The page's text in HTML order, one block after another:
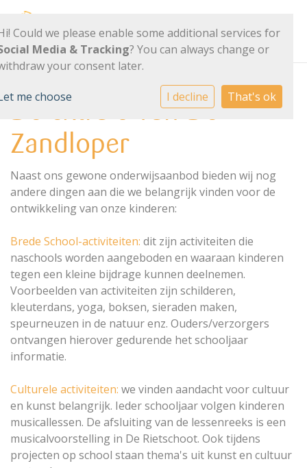
De extra's van De
Zandloper
Naast ons gewone onderwijsaanbod bieden wij nog
andere dingen aan die we belangrijk vinden voor de
ontwikkeling van onze kinderen:
Brede School-activiteiten: dit zijn activiteiten die
naschools worden aangeboden en waaraan kinderen
tegen een kleine bijdrage kunnen deelnemen.
Voorbeelden van activiteiten zijn schilderen,
kleuterdans, yoga, boksen, sieraden maken,
speurneuzen in de natuur enz. Ouders/verzorgers
ontvangen hierover gedurende het schooljaar
informatie.
Culturele activiteiten: we vinden aandacht voor cultuur
en kunst belangrijk. Ieder schooljaar volgen kinderen
musicallessen. De afsluiting van de lessenreeks is een
musicalvoorstelling in De Rietschoot. Ook tijdens
projecten op school staan thema's uit kunst en cultuur
Could we please enable some additional services for
Media & Tracking? You can always change or
your consent later.
me choose I decline That's ok